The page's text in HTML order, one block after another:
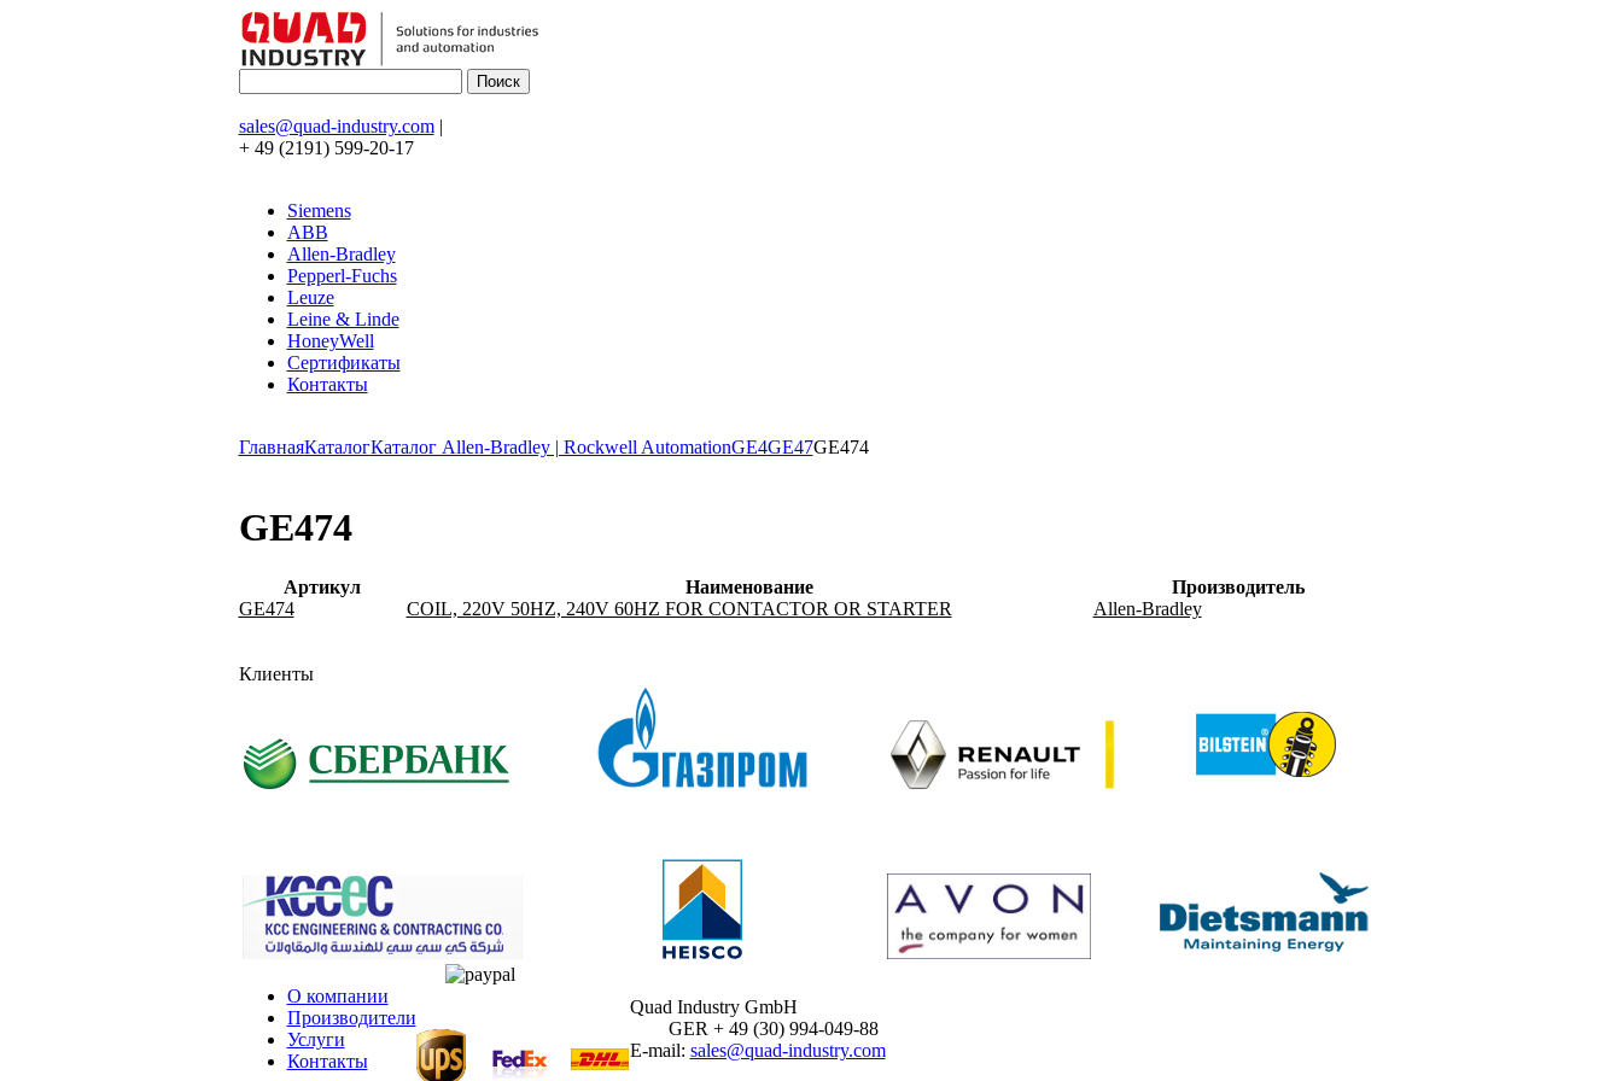
sales@quad-industry.com|
+ 49 (2191) 599-20-17
Siemens
ABB
Allen-Bradley
Pepperl-Fuchs
Leuze
Leine & Linde
HoneyWell
Сертификаты
Контакты
ГлавнаяКаталогКаталог Allen-Bradley | Rockwell AutomationGE4GE47GE474
GE474
Артикул Наименование
Производитель
GE474
COIL, 220V 50HZ, 240V 60HZ FOR CONTACTOR OR STARTER Allen-Bradley
Клиенты
О компании
Производители
Услуги
Контакты
Quad Industry GmbH
GER + 49 (30) 994-049-88
E-mail: sales@quad-industry.com